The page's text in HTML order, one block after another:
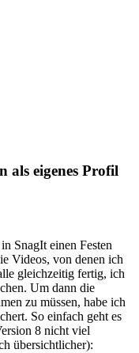
als eigenes Profil
SnagIt einen Festen
Videos, von denen ich
gleichzeitig fertig, ich
Um dann die
zu müssen, habe ich
So einfach geht es
8 nicht viel
übersichtlicher):